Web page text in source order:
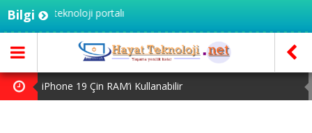
Bilgiteknoloji portalı
iPhone 19 Çin RAM’i Kullanabilir